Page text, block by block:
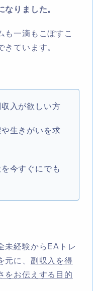
りました。
も一滴もこぼすこ
きています。
入が欲しい方
生きがいを求
今すぐにでも
未経験からEAトレ
元に、 副収入を得
をお伝えする目的